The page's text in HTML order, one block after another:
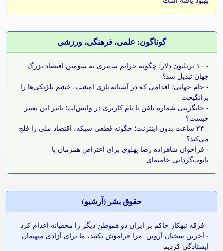
گوناگون: علمی، فرهنگی، ورزشی
-
۱۰ تریلیون دلار؛ چگونه جرایم سایبری به سومین اقتصاد بزرگ
جهان تبدیل شد؟
- جام جهانی؛ اقدامی که در آستانه بازی امشب، خشم بلژیکی‌ها را
برانگیخت
- جایگزینی شماره تلفن با نام کاربری در واتس‌اپ؛ تاثیر این تغییر
چیست؟
-
۲۴ ساعت بدون اینترنت؛ چگونه قطعی شبکه، اقتصاد ملی را فلج
می‌کند؟
- فراخوان شاهزاده رضا پهلوی برای اعتراض همزمان با
تابوت‌گردانی خامنه‌ای
حقوق بشر (آرشيو)
- فرقه تبهکار حاکم بر ایران دو هموطن دیگر را مخفیانه اعدام کرد
- آخرین سخنان آروین: مرا فراموش نکنید، ما برای آزادی میهنمان
ایستادگی کردیم